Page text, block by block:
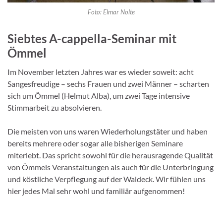
Foto: Elmar Nolte
Siebtes A-cappella-Seminar mit
Ömmel
Im November letzten Jahres war es wieder soweit: acht
Sangesfreudige – sechs Frauen und zwei Männer – scharten
sich um Ömmel (Helmut Alba), um zwei Tage intensive
Stimmarbeit zu absolvieren.
Die meisten von uns waren Wiederholungstäter und haben
bereits mehrere oder sogar alle bisherigen Seminare
miterlebt. Das spricht sowohl für die herausragende Qualität
von Ömmels Veranstaltungen als auch für die Unterbringung
und köstliche Verpflegung auf der Waldeck. Wir fühlen uns
hier jedes Mal sehr wohl und familiär aufgenommen!